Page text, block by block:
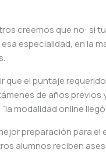
creemos que no: si
especialidad, en la
el puntaje
de años
modalidad online llegó
preparación para
alumnos reciben